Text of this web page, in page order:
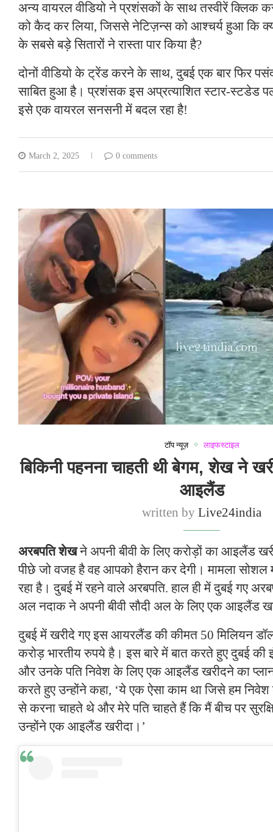
अन्य वायरल वीडियो ने प्रशंसकों के साथ तस्वीरें क्लिक
को कैद कर लिया, जिससे नेटिज़न्स को आश्चर्य हुआ कि
के सबसे बड़े सितारों ने रास्ता पार किया है?
दोनों वीडियो के ट्रेंड करने के साथ, दुबई एक बार फिर
साबित हुआ है। प्रशंसक इस अप्रत्याशित स्टार-स्टडेड
इसे एक वायरल सनसनी में बदल रहा है!
March 2, 2025 0 comments
टॉप न्यूज़ लाइफस्टाइल
बिकिनी पहनना चाहती थी बेगम, शेख ने
आइलैंड
written byLive24india
अरबपति शेखने अपनी बीवी के लिए करोड़ों का आइलैंड
पीछे जो वजह है वह आपको हैरान कर देगी। मामला सोशल
रहा है। दुबई में रहने वाले अरबपति. हाल ही में दुबई गए
अल नदाक ने अपनी बीवी सौदी अल के लिए एक आइलैंड
दुबई में खरीदे गए इस आयरलैंड की कीमत 50 मिलियन
करोड़ भारतीय रुपये है। इस बारे में बात करते हुए दुबई की
और उनके पति निवेश के लिए एक आइलैंड खरीदने का
करते हुए उन्होंने कहा, ‘ये एक ऐसा काम था जिसे हम
से करना चाहते थे और मेरे पति चाहते हैं कि मैं बीच पर
उन्होंने एक आइलैंड खरीदा।’